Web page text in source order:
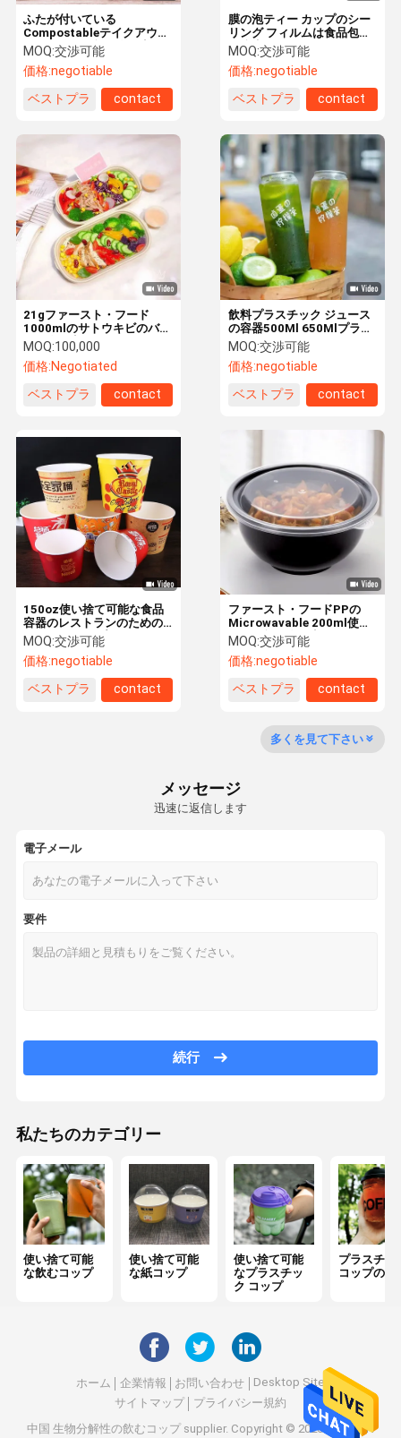
家 プロダクト
品質管理
私達に連絡し
なさい
引用を要求し
使い捨て可能な紙コップ
プラスチック飲料のびん
プラスチックおよびペーパーわら
ペーパー テークアウト箱
使い捨て可能な食糧容器
カスタム包装袋
スプーンのフォークのナイフ
コーヒー カップのキャリア
機械を密封するコップ
コップの密封のフィルム
紙袋
膜の泡ティー カップのシー
リング フィルムは食品包装
で防水する
MOQ:交渉可能
価格:negotiable
ベストプラ
contact
ふたが付いている
Compostableテイクアウト
の使い捨て可能な食品容器
のバガスのお弁当箱
MOQ:交渉可能
価格:negotiable
ベストプラ
contact
飲料プラスチック ジュース
の容器500Ml 650Mlプラス
チック ペットはアルミニウ
ムふたによってびん詰めに
する
MOQ:交渉可能
価格:negotiable
ベストプラ
contact
21gファースト・フード
1000mlのサトウキビのバガ
スの食品容器
MOQ:100,000
価格:Negotiated
ベストプラ
contact
ファースト・フードPPの
Microwavable 200ml使い
捨て可能な食品容器
MOQ:交渉可能
価格:negotiable
ベストプラ
contact
150oz使い捨て可能な食品
容器のレストランのための
ペーパー ポップコーンのバ
ケツ
MOQ:交渉可能
価格:negotiable
ベストプラ
contact
多くを見て下さい
メッセージ
迅速に返信します
電子メール
要件
続行
私たちのカテゴリー
使い捨て可能
な飲むコップ
使い捨て可能
な紙コップ
使い捨て可能
なプラスチッ
ク コップ
プラスチッ
コップのふ
ホーム 企業情報 お問い合わせ
Desktop Site
サイトマップ
プライバシー規約
中国 生物分解性の飲むコップ supplier. Copyright © 2026 CONDON